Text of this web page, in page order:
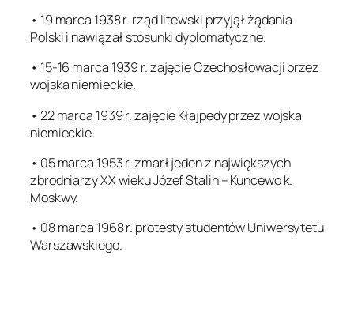
• 19 marca 1938 r. rząd litewski przyjął żądania
Polski i nawiązał stosunki dyplomatyczne.
• 15-16 marca 1939 r. zajęcie Czechosłowacji przez
wojska niemieckie.
• 22 marca 1939 r. zajęcie Kłajpedy przez wojska
niemieckie.
• 05 marca 1953 r. zmarł jeden z największych
zbrodniarzy XX wieku Józef Stalin – Kuncewo k.
Moskwy.
• 08 marca 1968 r. protesty studentów Uniwersytetu
Warszawskiego.